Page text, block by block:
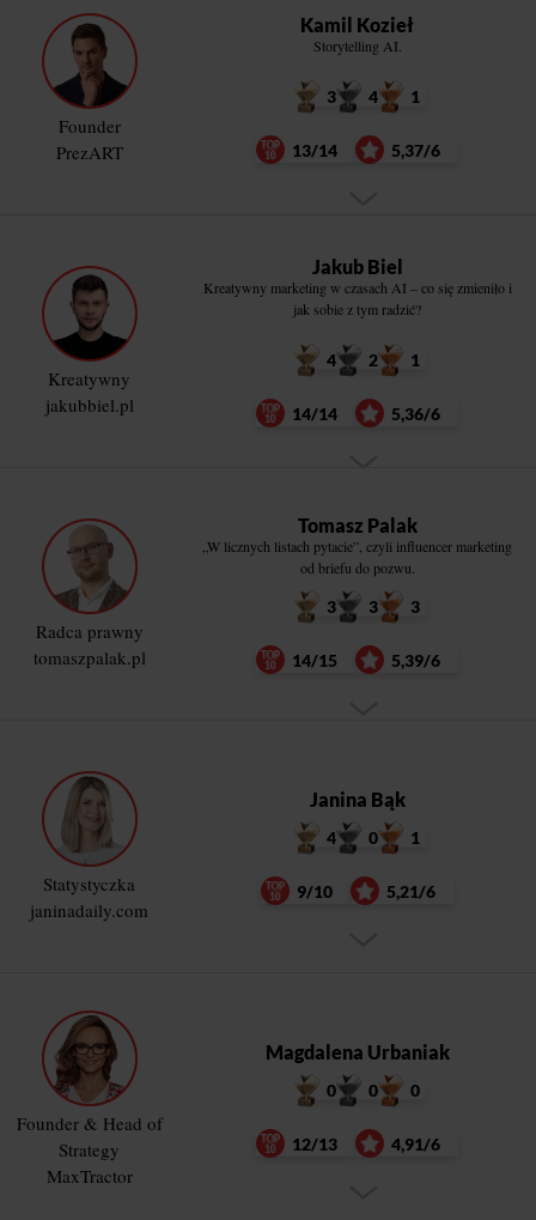
Founder
PrezART
Kamil Kozieł
Storytelling AI.
3 4 1
13/14 5,37/6
Kreatywny
jakubbiel.pl
Jakub Biel
Kreatywny marketing w czasach AI – co się zmieniło i
jak sobie z tym radzić?
4 2 1
14/14 5,36/6
Radca prawny
tomaszpalak.pl
Tomasz Palak
„W licznych listach pytacie”, czyli influencer marketing
od briefu do pozwu.
3 3 3
14/15 5,39/6
Statystyczka
janinadaily.com
Janina Bąk
4 0 1
9/10 5,21/6
Founder & Head of
Strategy
MaxTractor
Magdalena Urbaniak
0 0 0
12/13 4,91/6